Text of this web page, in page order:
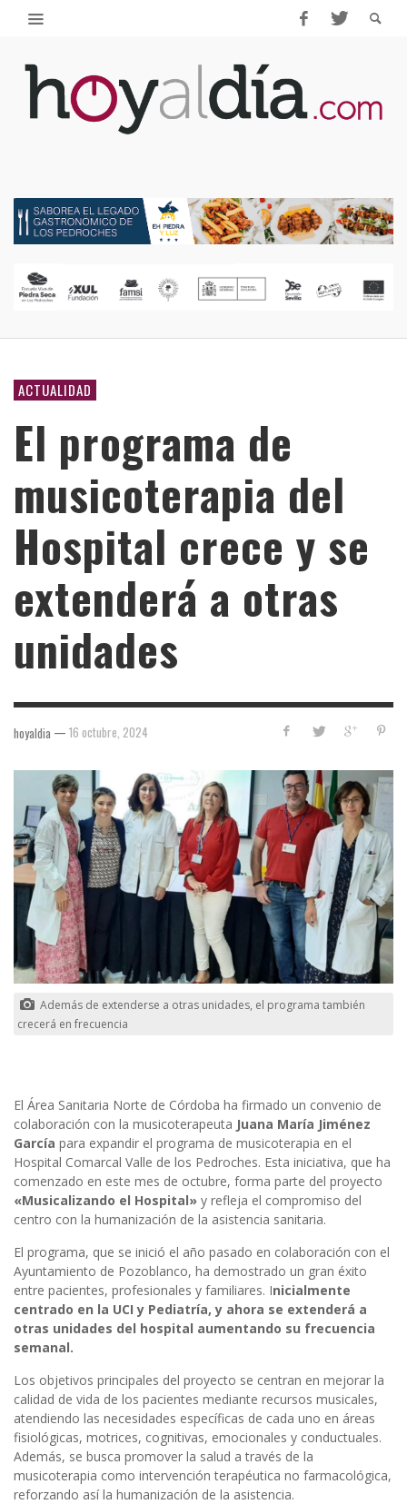
ACTUALIDAD
El programa de
musicoterapia del
Hospital crece y se
extenderá a otras
unidades
hoyaldia — 16 octubre, 2024
Además de extenderse a otras unidades, el programa también
crecerá en frecuencia
El Área Sanitaria Norte de Córdoba ha firmado un convenio de
colaboración con la musicoterapeuta Juana María Jiménez
García para expandir el programa de musicoterapia en el
Hospital Comarcal Valle de los Pedroches. Esta iniciativa, que ha
comenzado en este mes de octubre, forma parte del proyecto
«Musicalizando el Hospital» y refleja el compromiso del
centro con la humanización de la asistencia sanitaria.
El programa, que se inició el año pasado en colaboración con el
Ayuntamiento de Pozoblanco, ha demostrado un gran éxito
entre pacientes, profesionales y familiares. Inicialmente
centrado en la UCI y Pediatría, y ahora se extenderá a
otras unidades del hospital aumentando su frecuencia
semanal.
Los objetivos principales del proyecto se centran en mejorar la
calidad de vida de los pacientes mediante recursos musicales,
atendiendo las necesidades específicas de cada uno en áreas
fisiológicas, motrices, cognitivas, emocionales y conductuales.
Además, se busca promover la salud a través de la
musicoterapia como intervención terapéutica no farmacológica,
reforzando así la humanización de la asistencia.